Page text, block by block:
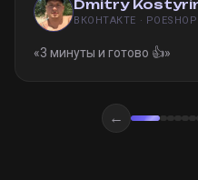
Dmitry
ВКОНТАКТЕ · POESHOP
«3 минуты и готово 👍»
←